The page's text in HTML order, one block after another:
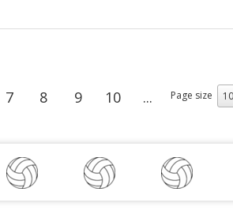
7 8 9 10 ... Page size